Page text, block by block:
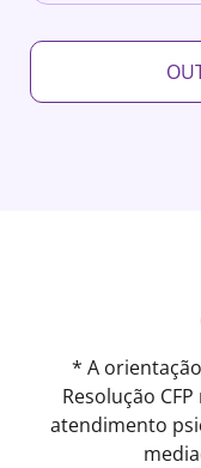
* A
Resolução
atendimento